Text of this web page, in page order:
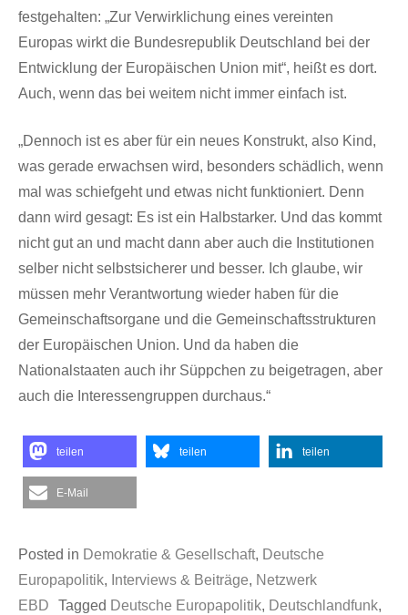
festgehalten: „Zur Verwirklichung eines vereinten
Europas wirkt die Bundesrepublik Deutschland bei der
Entwicklung der Europäischen Union mit“, heißt es dort.
Auch, wenn das bei weitem nicht immer einfach ist.
„Dennoch ist es aber für ein neues Konstrukt, also Kind,
was gerade erwachsen wird, besonders schädlich, wenn
mal was schiefgeht und etwas nicht funktioniert. Denn
dann wird gesagt: Es ist ein Halbstarker. Und das kommt
nicht gut an und macht dann aber auch die Institutionen
selber nicht selbstsicherer und besser. Ich glaube, wir
müssen mehr Verantwortung wieder haben für die
Gemeinschaftsorgane und die Gemeinschaftsstrukturen
der Europäischen Union. Und da haben die
Nationalstaaten auch ihr Süppchen zu beigetragen, aber
auch die Interessengruppen durchaus.“
teilen teilen teilen
E-Mail
Posted in Demokratie & Gesellschaft, Deutsche
Europapolitik, Interviews & Beiträge, Netzwerk
EBD
Tagged Deutsche Europapolitik, Deutschlandfunk,